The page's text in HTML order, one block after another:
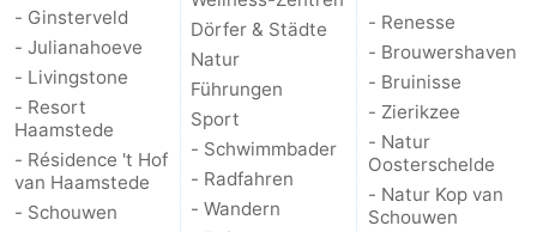
- Ginsterveld
- Julianahoeve
- Livingstone
- Resort
Haamstede
- Résidence 't Hof
van Haamstede
- Schouwen
Dörfer & Städte
Natur
Führungen
Sport
- Schwimmbader
- Radfahren
- Wandern
- Renesse
- Brouwershaven
- Bruinisse
- Zierikzee
- Natur
Oosterschelde
- Natur Kop van
Schouwen